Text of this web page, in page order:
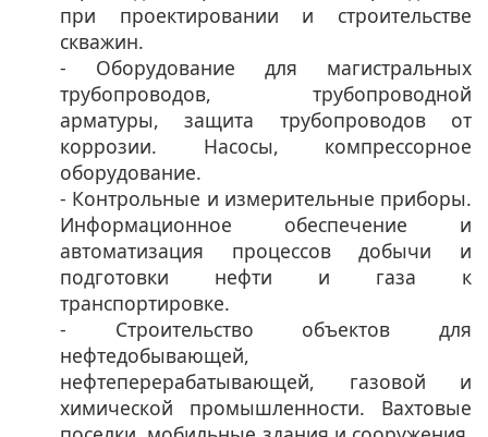
при проектировании и строительстве
скважин.
- Оборудование для магистральных
трубопроводов, трубопроводной
арматуры, защита трубопроводов от
коррозии. Насосы, компрессорное
оборудование.
- Контрольные и измерительные приборы.
Информационное обеспечение и
автоматизация процессов добычи и
подготовки нефти и газа к
транспортировке.
- Строительство объектов для
нефтедобывающей,
нефтеперерабатывающей, газовой и
химической промышленности. Вахтовые